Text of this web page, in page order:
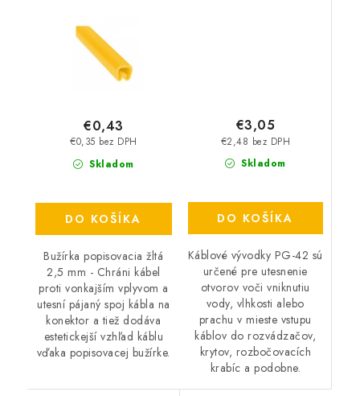
Skladom
€0,35 bez DPH
€0,43
DO KOŠÍKA
Bužírka popisovacia žltá
2,5 mm - Chráni kábel
proti vonkajším vplyvom a
utesní pájaný spoj kábla na
konektor a tiež dodáva
estetickejší vzhľad káblu
vďaka popisovacej bužírke.
Skladom
€2,48 bez DPH
€3,05
DO KOŠÍKA
Káblové vývodky PG-42 sú
určené pre utesnenie
otvorov voči vniknutiu
vody, vlhkosti alebo
prachu v mieste vstupu
káblov do rozvádzačov,
krytov, rozbočovacích
krabíc a podobne.